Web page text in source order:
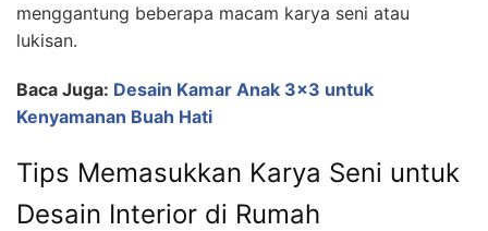
menggantung beberapa macam karya seni atau
lukisan.
Baca Juga: Desain Kamar Anak 3×3 untuk
Kenyamanan Buah Hati
Tips Memasukkan Karya Seni untuk
Desain Interior di Rumah